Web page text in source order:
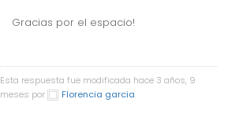
Gracias por el espacio!
Esta respuesta fue modificada hace 3 años, 9
meses por
Florencia garcia.